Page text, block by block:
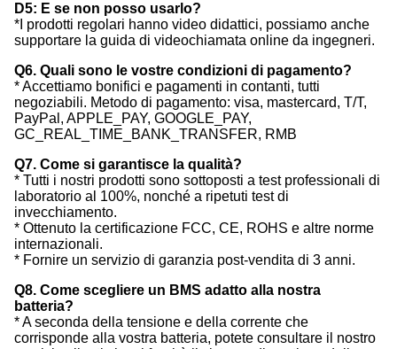
D5: E se non posso usarlo?
*I prodotti regolari hanno video didattici, possiamo anche
supportare la guida di videochiamata online da ingegneri.
Q6. Quali sono le vostre condizioni di pagamento?
* Accettiamo bonifici e pagamenti in contanti, tutti
negoziabili. Metodo di pagamento: visa, mastercard, T/T,
PayPal, APPLE_PAY, GOOGLE_PAY,
GC_REAL_TIME_BANK_TRANSFER, RMB
Q7. Come si garantisce la qualità?
* Tutti i nostri prodotti sono sottoposti a test professionali di
laboratorio al 100%, nonché a ripetuti test di
invecchiamento.
* Ottenuto la certificazione FCC, CE, ROHS e altre norme
internazionali.
* Fornire un servizio di garanzia post-vendita di 3 anni.
Q8. Come scegliere un BMS adatto alla nostra
batteria?
* A seconda della tensione e della corrente che
corrisponde alla vostra batteria, potete consultare il nostro